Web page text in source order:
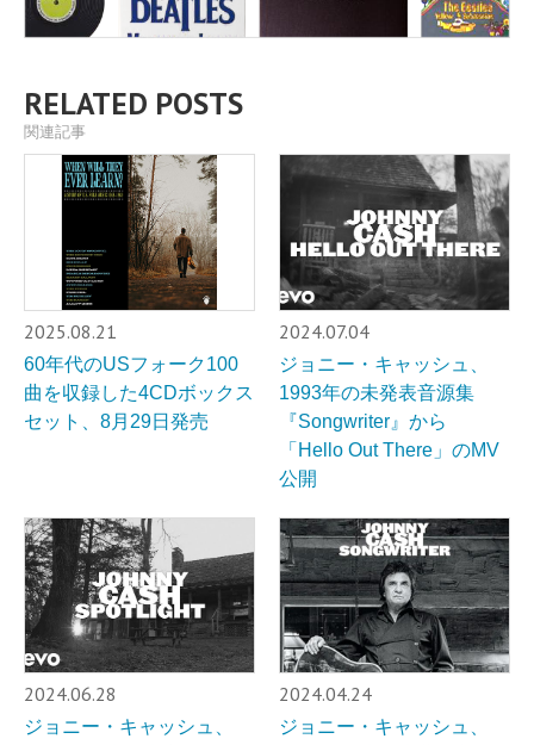
RELATED POSTS
関連記事
2025.08.21
60年代のUSフォーク100
曲を収録した4CDボックス
セット、8月29日発売
2024.07.04
ジョニー・キャッシュ、
1993年の未発表音源集
『Songwriter』から
「Hello Out There」のMV
公開
2024.06.28
ジョニー・キャッシュ、
2024.04.24
ジョニー・キャッシュ、